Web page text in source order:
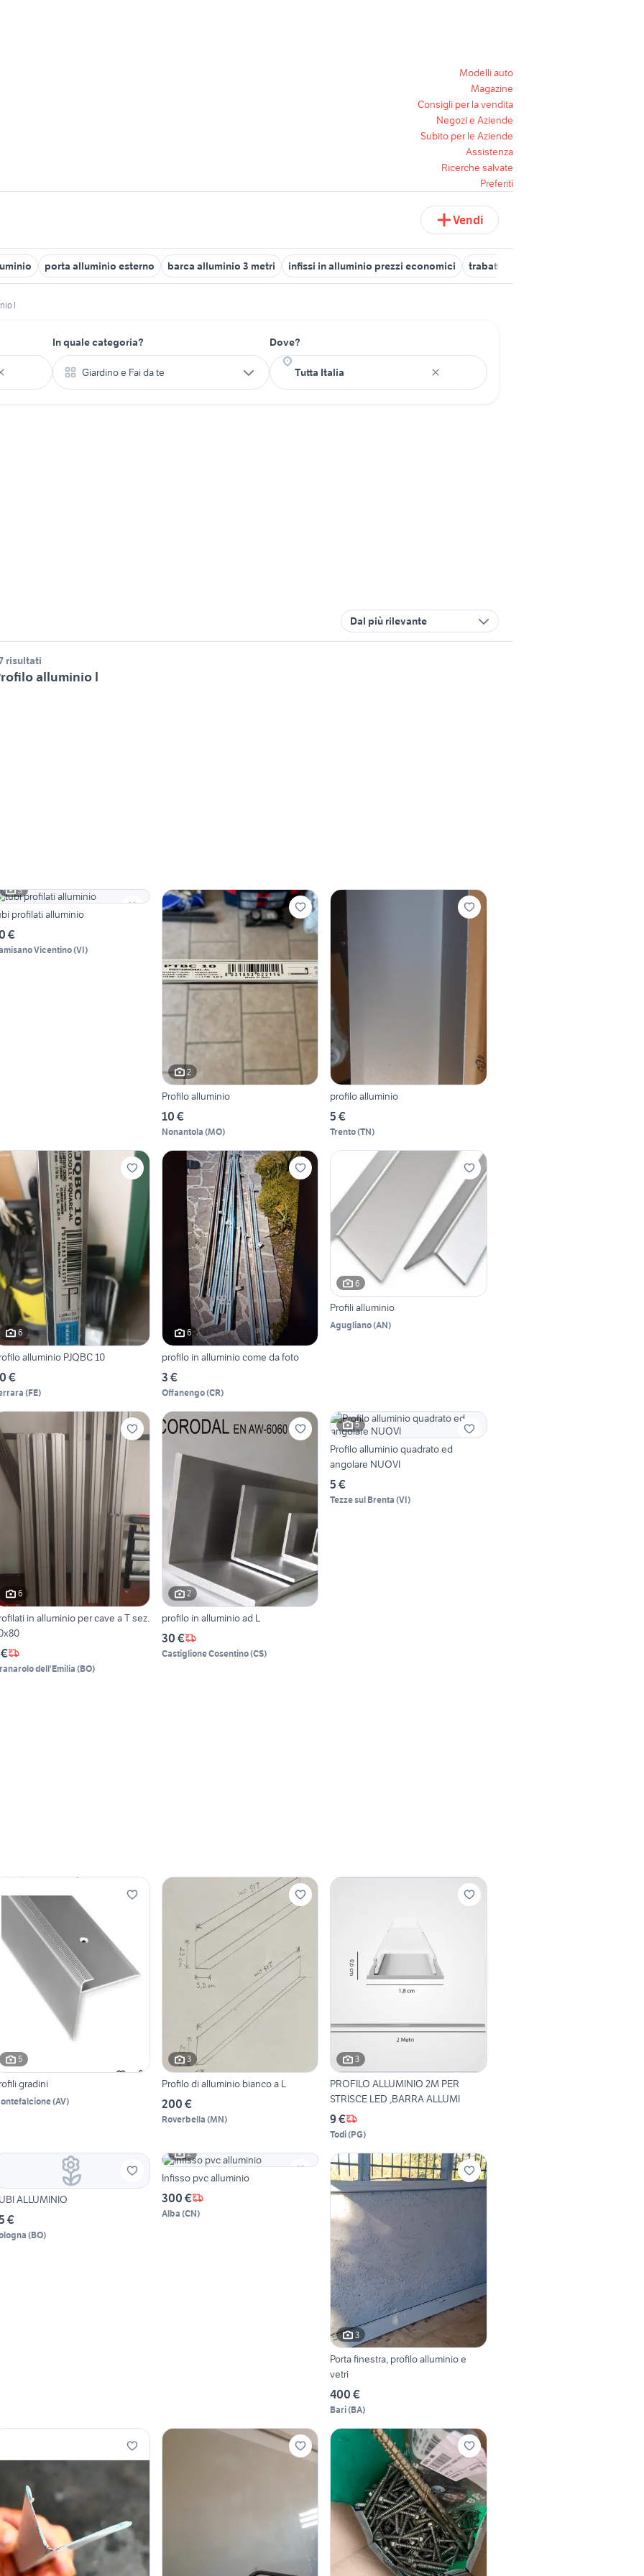
Modelli auto
Magazine
Consigli per la vendita
Negozi e Aziende
Subito per le Aziende
Assistenza
Ricerche salvate
Preferiti
Vendi
porta alluminio esterno barca alluminio 3 metri infissi in alluminio prezzi economici trabattello alluminio
l
In quale categoria?
Giardino e Fai da te
Dove?
Dal più rilevante
risultati
alluminio l
3
profilati alluminio
€
Vicentino(VI)
2
Profilo alluminio
10 €
Nonantola (MO)
profilo alluminio
5 €
Trento(TN)
6
alluminio PJQBC 10
€
(FE)
6
profilo in alluminio come da foto
3 €
Offanengo(CR)
6
Profili alluminio
Agugliano(AN)
6
in alluminio per cave a T sez.
dell'Emilia (BO)
2
profilo in alluminio ad L
30 €
Castiglione Cosentino(CS)
5
Profilo alluminio quadrato ed
angolare NUOVI
5 €
Tezze sul Brenta (VI)
5
gradini
(AV)
3
Profilo di alluminio bianco a L
200 €
Roverbella (MN)
3
PROFILO ALLUMINIO 2M PER
STRISCE LED ,BARRA ALLUMI
9 €
Todi(PG)
ALLUMINIO
€
(BO)
2
Infisso pvc alluminio
300 €
Alba (CN)
3
Porta finestra, profilo alluminio e
vetri
400 €
Bari(BA)